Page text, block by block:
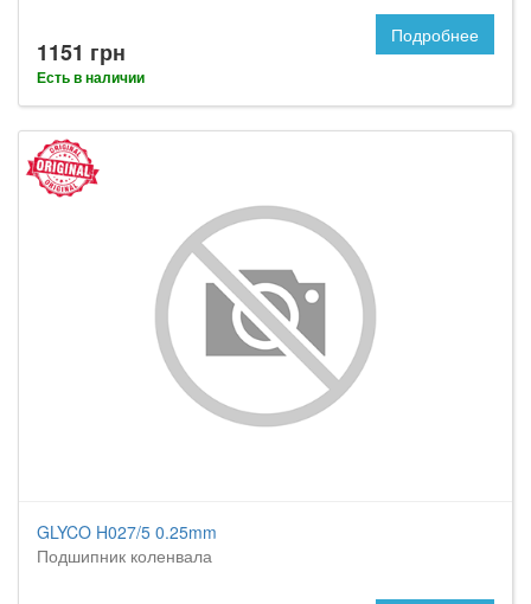
1151 грн
Есть в наличии
Подробнее
GLYCO H027/5 0.25mm
Подшипник коленвала